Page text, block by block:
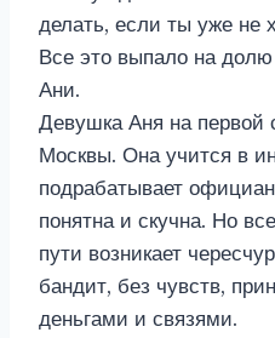
делать, если ты уже не
Все это выпало на
Ани.
Девушка Аня на первой
Москвы. Она учится в
подрабатывает
понятна и скучна. Но
пути возникает
бандит, без чувств,
деньгами и связями.